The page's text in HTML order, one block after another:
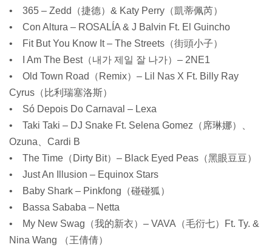
• 365 – Zedd（捷德）& Katy Perry（凱蒂佩芮）
• Con Altura – ROSALÍA & J Balvin Ft. El Guincho
• Fit But You Know It – The Streets（街頭小子）
• I Am The Best（내가 제일 잘 나가）– 2NE1
• Old Town Road（Remix）– Lil Nas X Ft. Billy Ray
Cyrus（比利瑞塞洛斯）
• Só Depois Do Carnaval – Lexa
• Taki Taki – DJ Snake Ft. Selena Gomez（席琳娜）、
Ozuna、Cardi B
• The Time（Dirty Bit）– Black Eyed Peas（黑眼豆豆）
• Just An Illusion – Equinox Stars
• Baby Shark – Pinkfong（碰碰狐）
• Bassa Sababa – Netta
• My New Swag（我的新衣）– VAVA（毛衍七）Ft. Ty. &
Nina Wang （王倩倩）